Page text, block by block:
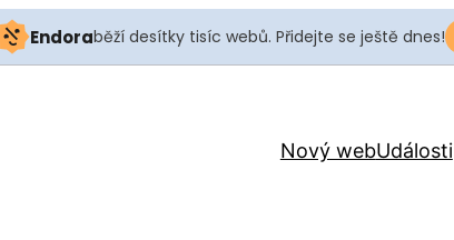
Endoraběží desítky tisíc webů. Přidejte se ještě dnes!
Nový webUdálosti